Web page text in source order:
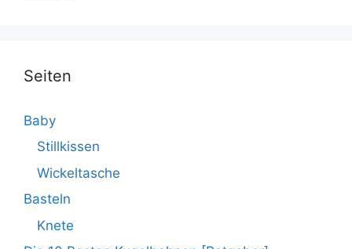
Seiten
Baby
Stillkissen
Wickeltasche
Basteln
Knete